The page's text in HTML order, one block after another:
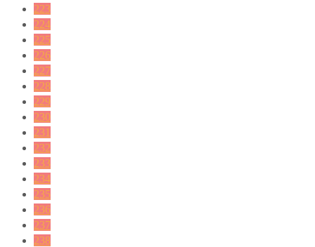
223
224
225
226
227
228
229
230
231
232
233
234
235
236
237
238